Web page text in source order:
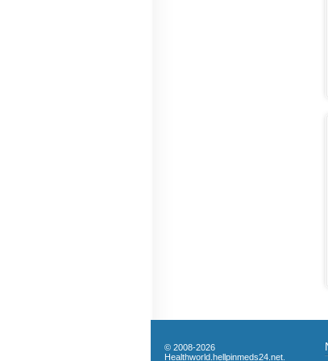
© 2008-2026
Healthworld.hellpinmeds24.net.